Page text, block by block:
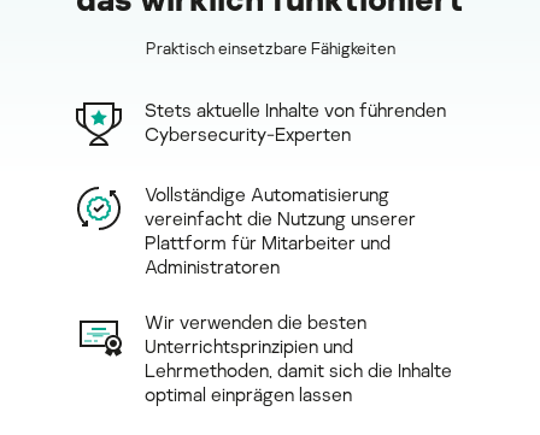
Praktisch einsetzbare Fähigkeiten
Stets aktuelle Inhalte von führenden
Cybersecurity-Experten
Vollständige Automatisierung
vereinfacht die Nutzung unserer
Plattform für Mitarbeiter und
Administratoren
Wir verwenden die besten
Unterrichtsprinzipien und
Lehrmethoden, damit sich die Inhalte
optimal einprägen lassen